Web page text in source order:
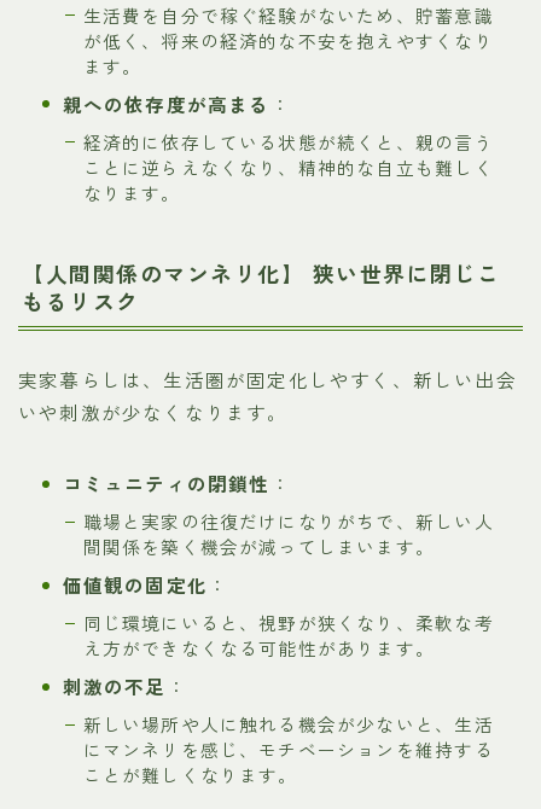
生活費を自分で稼ぐ経験がないため、貯蓄意識
が低く、将来の経済的な不安を抱えやすくなり
ます。
親への依存度が高まる ：
経済的に依存している状態が続くと、親の言う
ことに逆らえなくなり、精神的な自立も難しく
なります。
【人間関係のマンネリ化】 狭い世界に閉じこ
もるリスク
実家暮らしは、生活圏が固定化しやすく、新しい出会
いや刺激が少なくなります。
コミュニティの閉鎖性 ：
職場と実家の往復だけになりがちで、新しい人
間関係を築く機会が減ってしまいます。
価値観の固定化 ：
同じ環境にいると、視野が狭くなり、柔軟な考
え方ができなくなる可能性があります。
刺激の不足 ：
新しい場所や人に触れる機会が少ないと、生活
にマンネリを感じ、モチベーションを維持する
ことが難しくなります。